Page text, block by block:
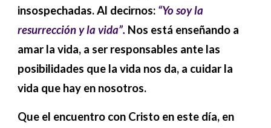
insospechadas. Al decirnos: “Yo soy la
resurrección y la vida”. Nos está enseñando a
amar la vida, a ser responsables ante las
posibilidades que la vida nos da, a cuidar la
vida que hay en nosotros.
Que el encuentro con Cristo en este día, en